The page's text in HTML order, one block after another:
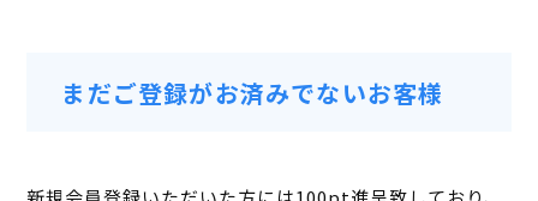
まだご登録がお済みでないお客様